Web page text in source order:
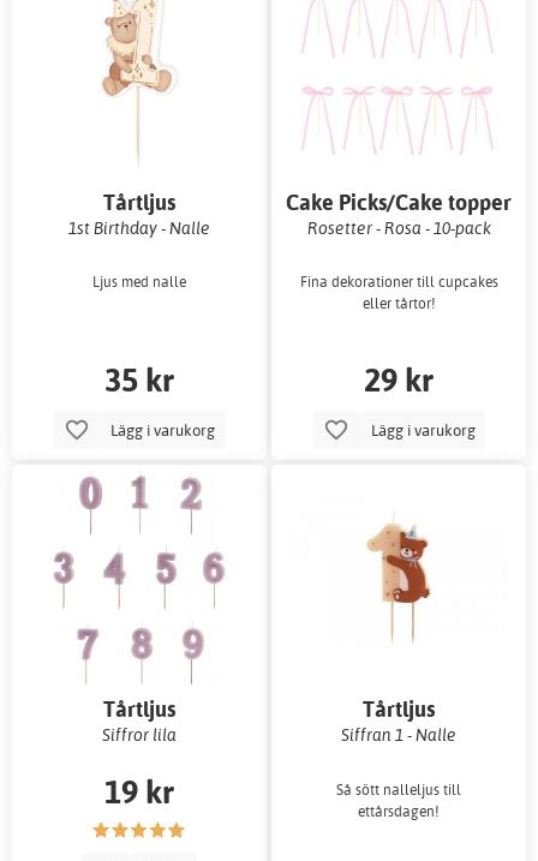
Tårtljus
1st Birthday - Nalle
Ljus med nalle
35 kr
Lägg i varukorg
Cake Picks/Cake topper
Rosetter - Rosa - 10-pack
Fina dekorationer till cupcakes
eller tårtor!
29 kr
Lägg i varukorg
Tårtljus
Siffror lila
19 kr
Tårtljus
Siffran 1 - Nalle
Så sött nalleljus till
ettårsdagen!